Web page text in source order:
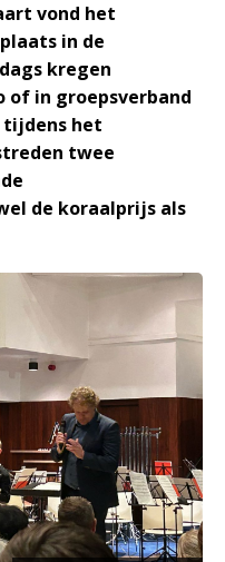
vond het
in de
kregen
of in groepsverband
het
twee
de koraalprijs als